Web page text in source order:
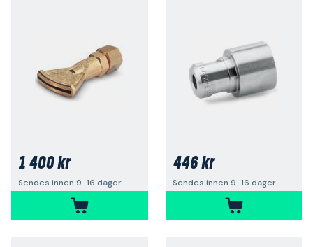
1 400 kr
Sendes innen 9-16 dager
446 kr
Sendes innen 9-16 dager